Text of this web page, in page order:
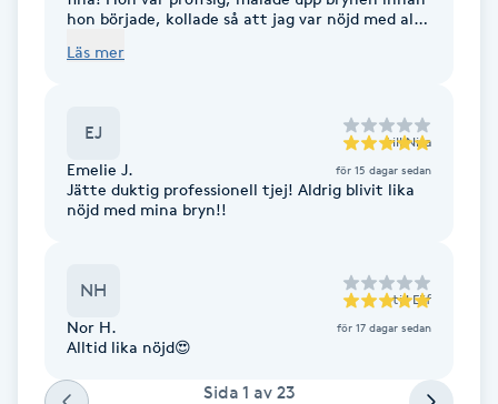
Thaimassage
Torr hårbotten
Triggerpunktsmassage
Trådning
hon började, kollade så att jag var nöjd med allt
verkligen proffsig. Kommer aldrig gå till någon
Läs mer
EJ till Nisa
Emelie J. för 15 dagar sedan
Jätte duktig professionell tjej! Aldrig blivit lika
nöjd med mina bryn!!
NH till Elif
Nor H. för 17 dagar sedan
Alltid lika nöjd😍
Sida 1 av 23